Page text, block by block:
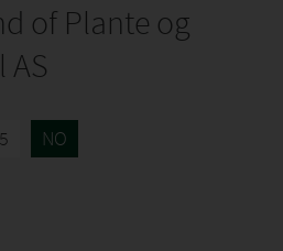
of Plante og
NO